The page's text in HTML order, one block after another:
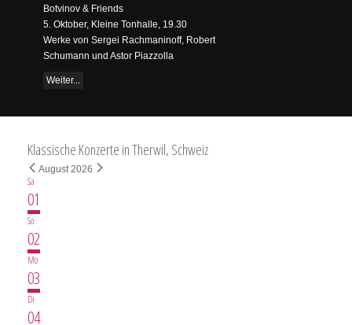
Botvinov & Friends
5. Oktober, Kleine Tonhalle, 19.30
Werke von Sergei Rachmaninoff, Robert
Schumann und Astor Piazzolla
Weiter...
Klassische Konzerte in Therwil, Schweiz
August 2026
Sa
01
So
02
Mo
03
Di
04